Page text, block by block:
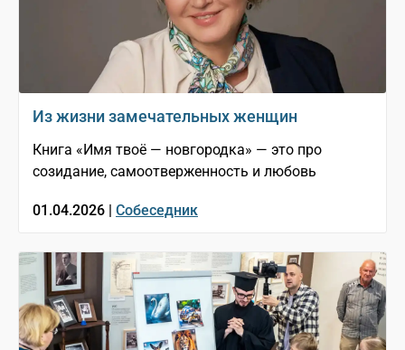
Из жизни замечательных женщин
Книга «Имя твоё — новгородка» — это про
созидание, самоотверженность и любовь
01.04.2026 | Собеседник